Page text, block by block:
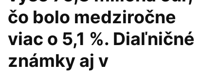
čo bolo medziročne
viac o 5,1 %. Diaľničné
známky aj v